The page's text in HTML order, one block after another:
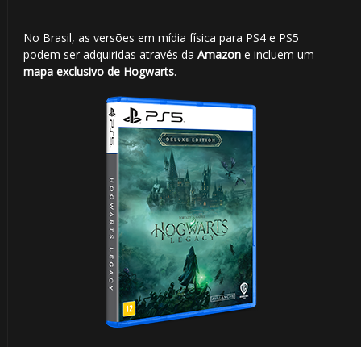
No Brasil, as versões em mídia física para PS4 e PS5
podem ser adquiridas através da Amazone incluem um
mapa exclusivo de Hogwarts.